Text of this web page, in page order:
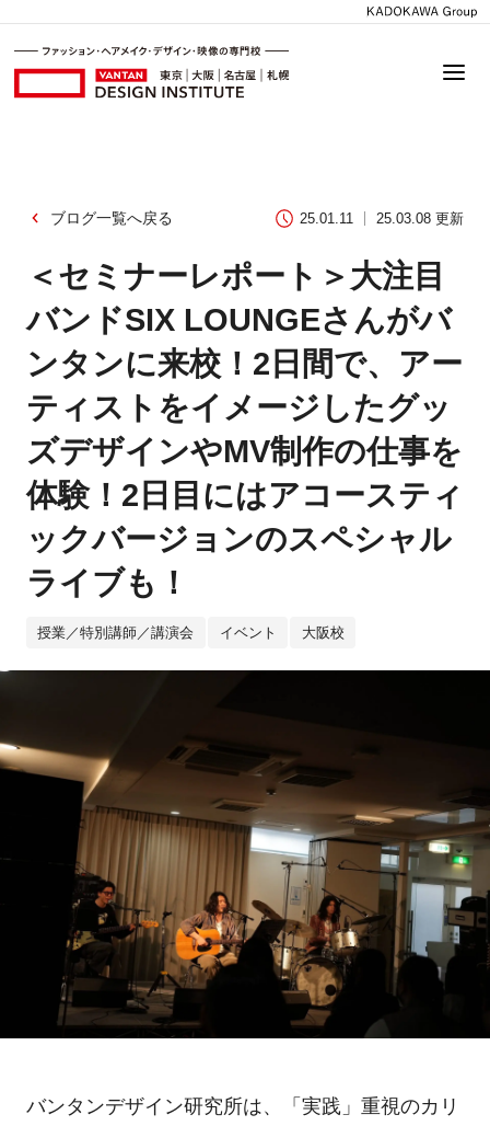
ブログ一覧へ戻る 25.01.11 25.03.08 更新
＜セミナーレポート＞大注目
バンドSIX LOUNGEさんがバ
ンタンに来校！2日間で、アー
ティストをイメージしたグッ
ズデザインやMV制作の仕事を
体験！2日目にはアコースティ
ックバージョンのスペシャル
ライブも！
授業／特別講師／講演会 イベント 大阪校
バンタンデザイン研究所は、「実践」重視のカリ